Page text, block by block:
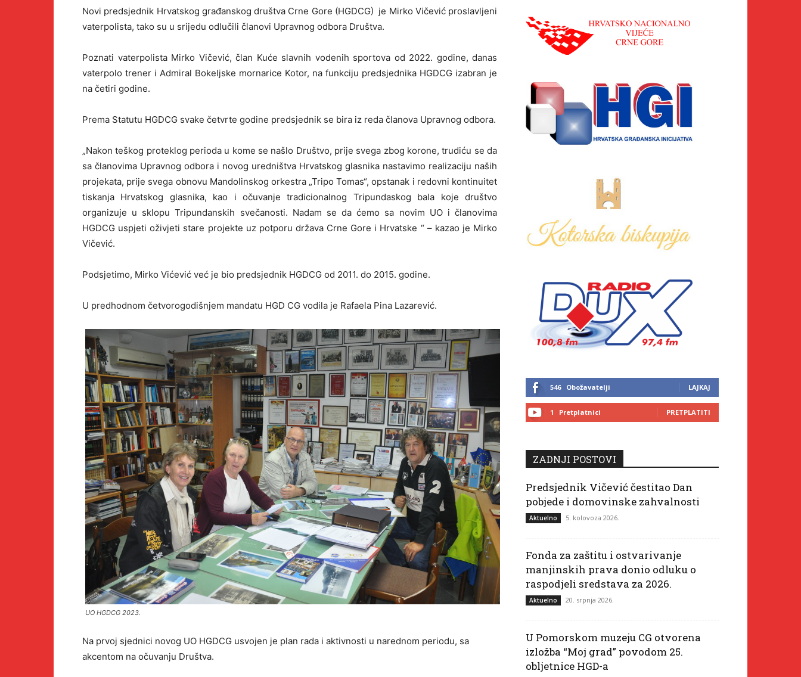
Novi predsjednik Hrvatskog građanskog društva Crne Gore (HGDCG) je Mirko Vičević proslavljeni
vaterpolista, tako su u srijedu odlučili članovi Upravnog odbora Društva.
Poznati vaterpolista Mirko Vičević, član Kuće slavnih vodenih sportova od 2022. godine, danas
vaterpolo trener i Admiral Bokeljske mornarice Kotor, na funkciju predsjednika HGDCG izabran je
na četiri godine.
Prema Statutu HGDCG svake četvrte godine predsjednik se bira iz reda članova Upravnog odbora.
„Nakon teškog proteklog perioda u kome se našlo Društvo, prije svega zbog korone, trudiću se da
sa članovima Upravnog odbora i novog uredništva Hrvatskog glasnika nastavimo realizaciju naših
projekata, prije svega obnovu Mandolinskog orkestra „Tripo Tomas“, opstanak i redovni kontinuitet
tiskanja Hrvatskog glasnika, kao i očuvanje tradicionalnog Tripundaskog bala koje društvo
organizuje u sklopu Tripundanskih svečanosti. Nadam se da ćemo sa novim UO i članovima
HGDCG uspjeti oživjeti stare projekte uz potporu država Crne Gore i Hrvatske “ – kazao je Mirko
Vičević.
Podsjetimo, Mirko Vićević već je bio predsjednik HGDCG od 2011. do 2015. godine.
U predhodnom četvorogodišnjem mandatu HGD CG vodila je Rafaela Pina Lazarević.
UO HGDCG 2023.
Na prvoj sjednici novog UO HGDCG usvojen je plan rada i aktivnosti u narednom periodu, sa
akcentom na očuvanju Društva.
546 Obožavatelji LAJKAJ
1 Pretplatnici PRETPLATITI
ZADNJI POSTOVI
Predsjednik Vičević čestitao Dan
pobjede i domovinske zahvalnosti
Aktuelno 5. kolovoza 2026.
Fonda za zaštitu i ostvarivanje
manjinskih prava donio odluku o
raspodjeli sredstava za 2026.
Aktuelno 20. srpnja 2026.
U Pomorskom muzeju CG otvorena
izložba “Moj grad” povodom 25.
obljetnice HGD-a